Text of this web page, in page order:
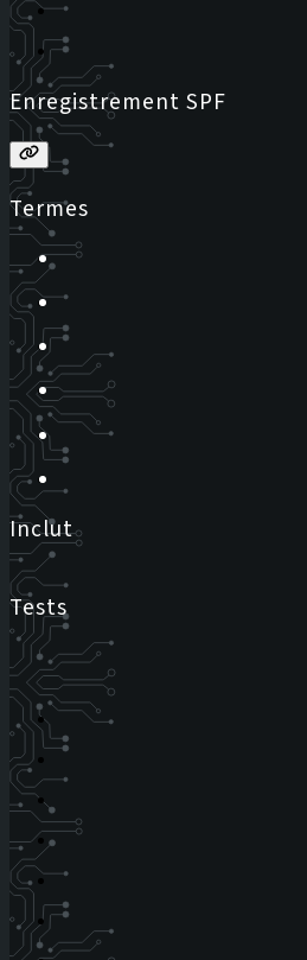
Enregistrement SPF
Termes
Inclut
Tests